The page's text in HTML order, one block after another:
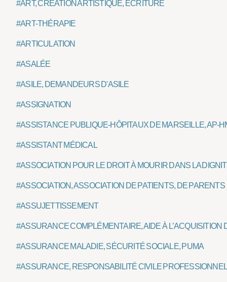
#ART, CRÉATION ARTISTIQUE, ÉCRITURE
#ART-THÉRAPIE
#ARTICULATION
#ASALÉE
#ASILE, DEMANDEURS D'ASILE
#ASSIGNATION
#ASSISTANCE PUBLIQUE-HÔPITAUX DE MARSEILLE, AP-
#ASSISTANT MÉDICAL
#ASSOCIATION POUR LE DROIT À MOURIR DANS LA
#ASSOCIATION, ASSOCIATION DE PATIENTS, DE PARENTS
#ASSUJETTISSEMENT
#ASSURANCE COMPLÉMENTAIRE, AIDE À L’ACQUISITION
#ASSURANCE MALADIE, SÉCURITÉ SOCIALE, PUMA
#ASSURANCE, RESPONSABILITÉ CIVILE